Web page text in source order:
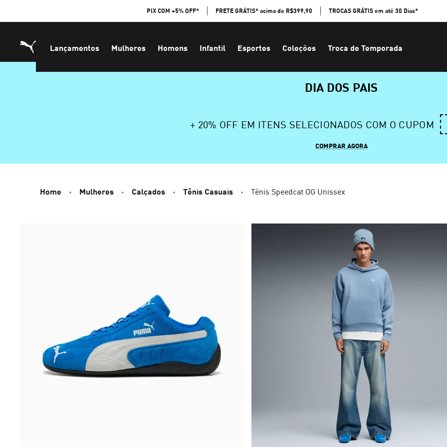
PIX COM +5% OFF* FRETE GRÁTIS* acima de R$399,90 TROCAS GRÁTIS em até 30 Dias*
Lançamentos Mulheres Homens Infantil Esportes Coleções Troca de Temporada
DIA DOS PAIS
+ 20% OFF EM ITENS SELECIONADOS COM O CUPOM
COMPRAR AGORA
Home Mulheres Calçados Tênis Casuais Tênis Speedcat OG Unissex